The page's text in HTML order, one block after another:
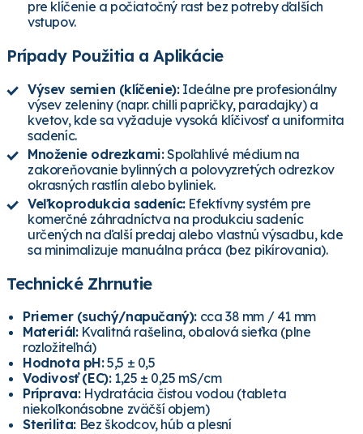
pre klíčenie a počiatočný rast bez potreby ďalších
vstupov.
Prípady Použitia a Aplikácie
Výsev semien (klíčenie):Ideálne pre profesionálny
výsev zeleniny (napr. chilli papričky, paradajky) a
kvetov, kde sa vyžaduje vysoká klíčivosť a uniformita
sadeníc.
Množenie odrezkami:Spoľahlivé médium na
zakoreňovanie bylinných a polovyzretých odrezkov
okrasných rastlín alebo byliniek.
Veľkoprodukcia sadeníc:Efektívny systém pre
komerčné záhradníctva na produkciu sadeníc
určených na ďalší predaj alebo vlastnú výsadbu, kde
sa minimalizuje manuálna práca (bez pikírovania).
Technické Zhrnutie
Priemer (suchý/napučaný): cca 38 mm / 41 mm
Materiál:Kvalitná rašelina, obalová sieťka (plne
rozložiteľná)
Hodnota pH:5,5 ± 0,5
Vodivosť (EC):1,25 ± 0,25 mS/cm
Príprava:Hydratácia čistou vodou (tableta
niekoľkonásobne zväčší objem)
Sterilita: Bez škodcov, húb a plesní